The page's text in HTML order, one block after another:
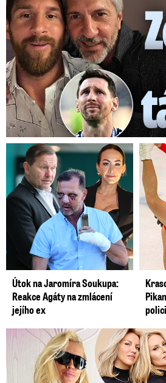
Útok na Jaromíra Soukupa:
Reakce Agáty na zmlácení
jejího ex
Krásná sestra Krainové bez emocí: